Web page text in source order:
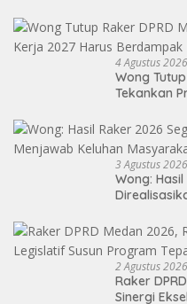
4 Agustus 2026
Wong
Tekankan
3 Agustus 2026
Wong:
2 Agustus 2026
Raker
Sinergi